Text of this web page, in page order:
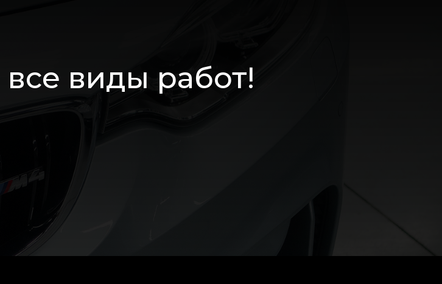
все виды работ!